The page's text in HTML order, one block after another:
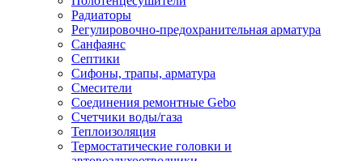
Радиаторы
Регулировочно-предохранительная арматура
Санфаянс
Септики
Сифоны, трапы, арматура
Смесители
Соединения ремонтные Gebo
Счетчики воды/газа
Теплоизоляция
Термостатические головки и